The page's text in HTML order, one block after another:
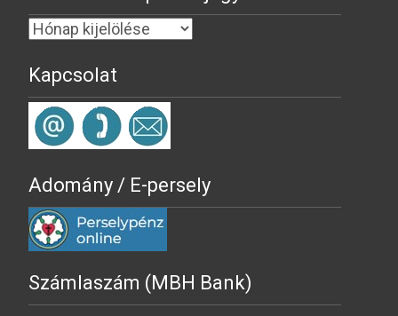
Kapcsolat
Adomány / E-persely
Számlaszám (MBH Bank)